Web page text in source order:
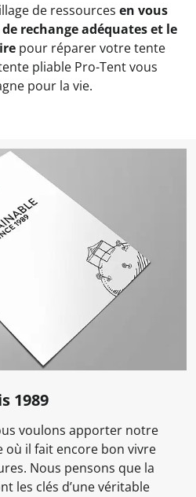
de ressources en vous
rechange adéquates et le
pour réparer votre tente
pliable Pro-Tent vous
pour la vie.
1989
voulons apporter notre
il fait encore bon vivre
Nous pensons que la
les clés d’une véritable